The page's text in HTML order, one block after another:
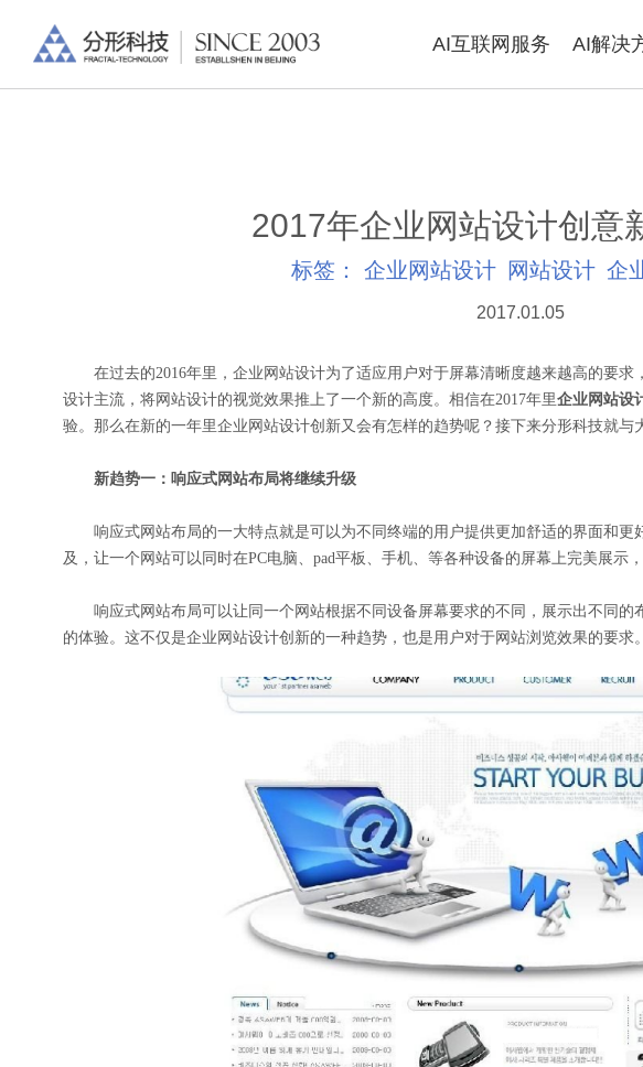
AI互联网服务 AI解决
2017年企业网站设计创意
标签： 企业网站设计 网站设计 企
2017.01.05
在过去的2016年里，企业网站设计为了适应用户对于屏幕清晰度越来越高的要求
设计主流，将网站设计的视觉效果推上了一个新的高度。相信在2017年里企业网站设
验。那么在新的一年里企业网站设计创新又会有怎样的趋势呢？接下来分形科技就与
新趋势一：响应式网站布局将继续升级
响应式网站布局的一大特点就是可以为不同终端的用户提供更加舒适的界面和更
及，让一个网站可以同时在PC电脑、pad平板、手机、等各种设备的屏幕上完美展示
响应式网站布局可以让同一个网站根据不同设备屏幕要求的不同，展示出不同的
的体验。这不仅是企业网站设计创新的一种趋势，也是用户对于网站浏览效果的要求。